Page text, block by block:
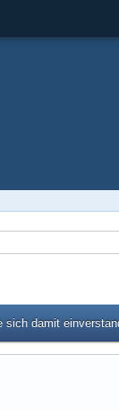
damit